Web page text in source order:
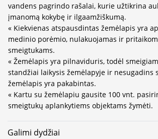
vandens pagrindo rašalai, kurie užtikrina
įmanomą kokybę ir ilgaamžiškumą.
« Kiekvienas atspausdintas žemėlapis yra
medinio porėmio, nulakuojamas ir
smeigtukams.
« Žemėlapis yra pilnaviduris, todėl
standžiai laikysis žemėlapyje ir nesugadins
žemėlapis yra pakabintas.
« Kartu su žemėlapiu gausite 100 vnt.
smeigtukų aplankytiems objektams žymėti.
Galimi dydžiai